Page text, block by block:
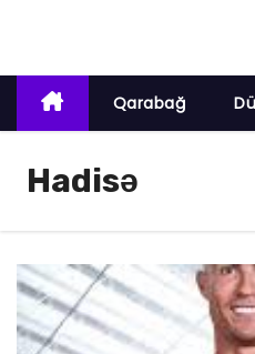
Qarabağ
Hadisə